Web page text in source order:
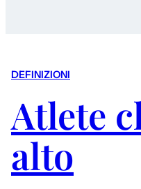
DEFINIZIONI
Atlete
alto